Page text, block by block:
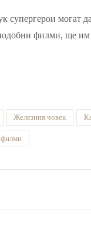
супергерои могат
филми, ще им
Железния човек
филми